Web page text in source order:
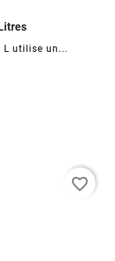
L utilise un...
favorite_border